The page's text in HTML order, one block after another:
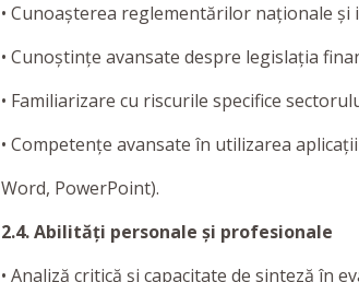
• Cunoașterea reglementărilor naționale
• Cunoștințe avansate despre legislația
• Familiarizare cu riscurile specifice
• Competențe avansate în utilizarea
Word, PowerPoint).
2.4. Abilități personale și profesionale
• Analiză critică și capacitate de sinteză în